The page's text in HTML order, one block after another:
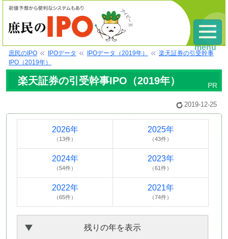
庶民のIPO IPOデータ IPOデータ（2019年）
楽天証券の引受幹事
IPO（2019年）
楽天証券の引受幹事IPO（2019年）
2019-12-25
2026年
（13件）
2025年
（43件）
2024年
（54件）
2023年
（61件）
2022年
（65件）
2021年
（74件）
残りの年を表示
menu